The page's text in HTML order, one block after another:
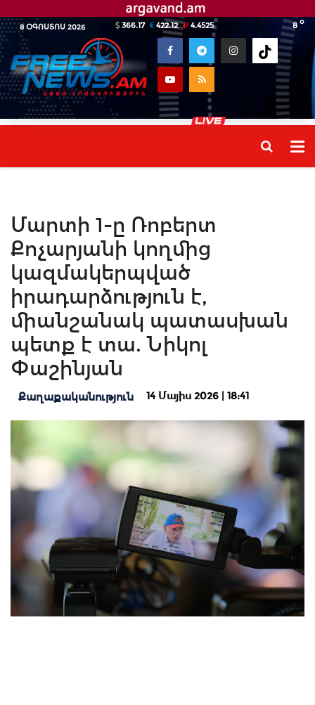
8 ՕԳՈՍՏՈՍ 2026 8 o
366.17 422.12 4.4525
Մարտի 1-ը Ռոբերտ
Քոչարյանի կողմից
կազմակերպված
իրադարձություն է,
միանշանակ պատասխան
պետք է տա. Նիկոլ
Փաշինյան
Քաղաքականություն 14 Մայիս 2026 | 18:41